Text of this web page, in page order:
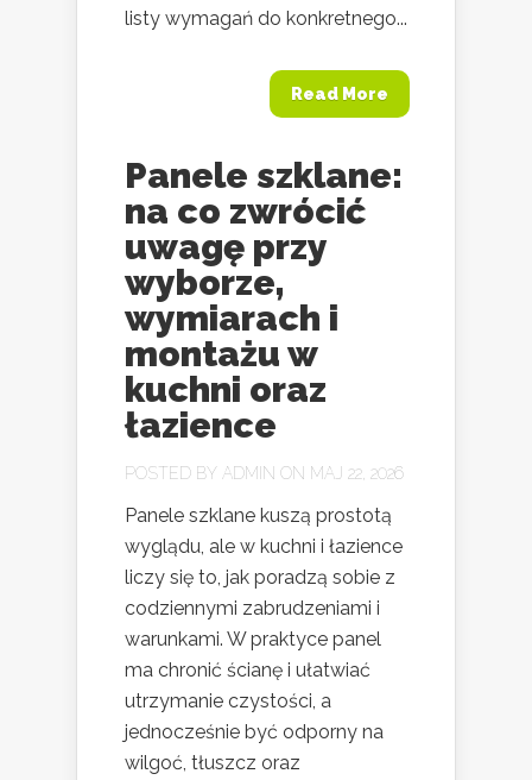
listy wymagań do konkretnego...
Read More
Panele szklane:
na co zwrócić
uwagę przy
wyborze,
wymiarach i
montażu w
kuchni oraz
łazience
POSTED BY ADMIN ON MAJ 22, 2026
Panele szklane kuszą prostotą
wyglądu, ale w kuchni i łazience
liczy się to, jak poradzą sobie z
codziennymi zabrudzeniami i
warunkami. W praktyce panel
ma chronić ścianę i ułatwiać
utrzymanie czystości, a
jednocześnie być odporny na
wilgoć, tłuszcz oraz